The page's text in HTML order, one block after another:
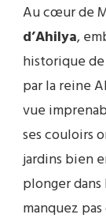
Au cœur de
d’Ahilya,
historique
par la reine
vue
ses couloirs
jardins bien
plonger
manquez